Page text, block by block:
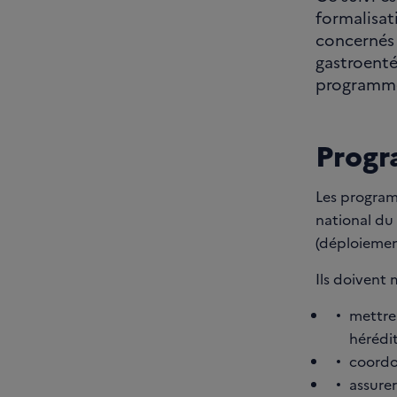
Les
national du
Ils doivent